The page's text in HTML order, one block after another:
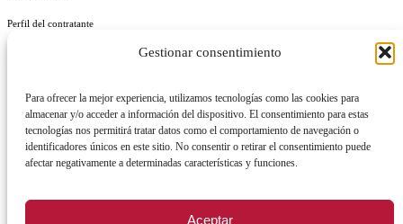
Gestionar consentimiento
Para ofrecer la mejor experiencia, utilizamos tecnologías como las cookies para
almacenar y/o acceder a información del dispositivo. El consentimiento para estas
tecnologías nos permitirá tratar datos como el comportamiento de navegación o
identificadores únicos en este sitio. No consentir o retirar el consentimiento puede
afectar negativamente a determinadas características y funciones.
Aceptar
Perfil del contratante
REGISTRO DE ACTIVIDADES DE TRATAMIENTO